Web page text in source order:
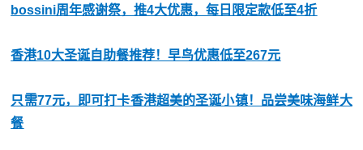
bossini周年感谢祭，推4大优惠，每日限定款低至4折
香港10大圣诞自助餐推荐！早鸟优惠低至267元
只需77元，即可打卡香港超美的圣诞小镇！品尝美味海鲜大
餐